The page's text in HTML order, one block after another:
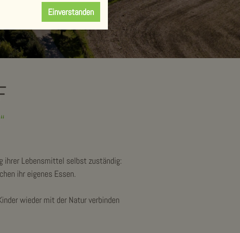
ihrer Lebensmittel selbst zuständig:
ihr eigenes Essen.
wieder mit der Natur verbinden
Einverstanden